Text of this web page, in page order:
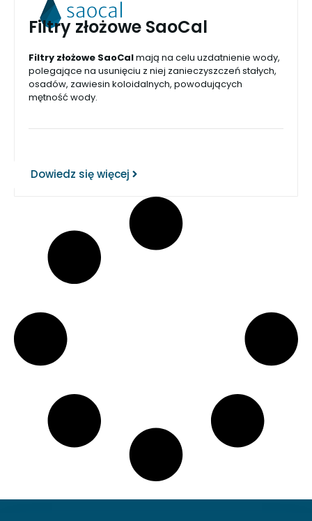
Filtry złożowe SaoCal
Filtry złożowe SaoCalmają na celu uzdatnienie wody,
polegające na usunięciu z niej zanieczyszczeń stałych,
osadów, zawiesin koloidalnych, powodujących
mętność wody.
Dowiedz się więcej